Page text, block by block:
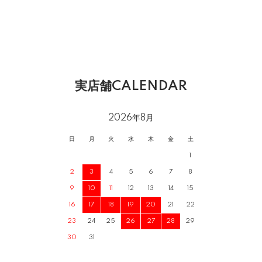
実店舗CALENDAR
2026年8月
日 月 火 水 木 金 土
1
2 3 4 5 6 7 8
9 10 11 12 13 14 15
16 17 18 19 20 21 22
23 24 25 26 27 28 29
30 31